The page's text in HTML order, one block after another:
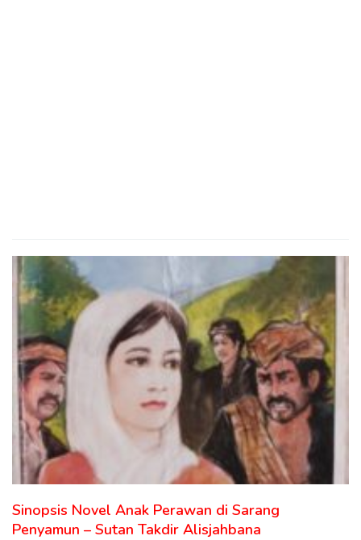
Sinopsis Novel Anak Perawan di Sarang
Penyamun – Sutan Takdir Alisjahbana